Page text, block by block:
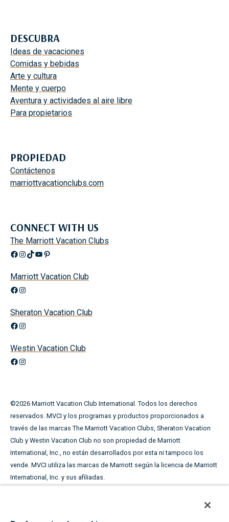
DESCUBRA
Ideas de vacaciones
Comidas y bebidas
Arte y cultura
Mente y cuerpo
Aventura y actividades al aire libre
Para propietarios
PROPIEDAD
Contáctenos
marriottvacationclubs.com
CONNECT WITH US
The Marriott Vacation Clubs
Facebook
Instagram
TikTok
YouTube
Pinterest
Marriott Vacation Club
Facebook
Instagram
Sheraton Vacation Club
Facebook
Instagram
Westin Vacation Club
Facebook
Instagram
©2026 Marriott Vacation Club International. Todos los derechos
reservados. MVCI y los programas y productos proporcionados a
través de las marcas The Marriott Vacation Clubs, Sheraton Vacation
Club y Westin Vacation Club no son propiedad de Marriott
International, Inc., no están desarrollados por esta ni tampoco los
vende. MVCI utiliza las marcas de Marriott según la licencia de Marriott
International, Inc. y sus afiliadas.